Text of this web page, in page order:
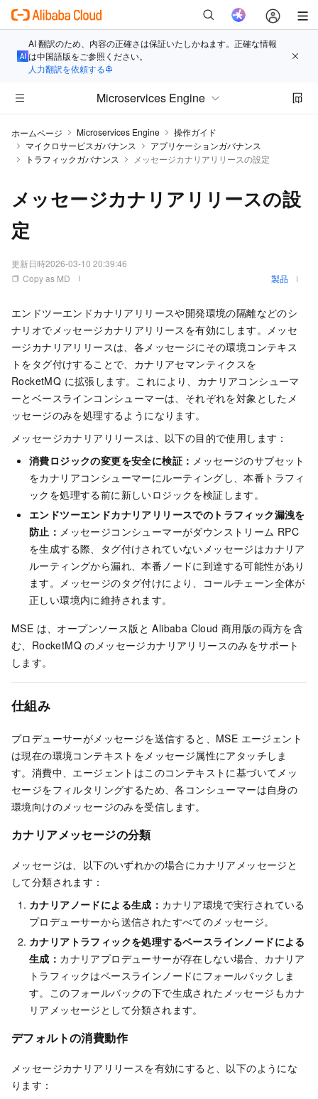
AI 翻訳のため、内容の正確さは保証いたしかねます。正確な情報
は中国語版をご参照ください。
人力翻訳を依頼する
Microservices Engine
ホームページ Microservices Engine
操作ガイド
マイクロサービスガバナンス
アプリケーションガバナンス
トラフィックガバナンス
メッセージカナリアリリースの設定
メッセージカナリアリリースの設
定
更新日時2026-03-10 20:39:46
Copy as MD
製品
エンドツーエンドカナリアリリースや開発環境の隔離などのシ
ナリオでメッセージカナリアリリースを有効にします。メッセ
ージカナリアリリースは、各メッセージにその環境コンテキス
トをタグ付けすることで、カナリアセマンティクスを
RocketMQ に拡張します。これにより、カナリアコンシューマ
ーとベースラインコンシューマーは、それぞれを対象としたメ
ッセージのみを処理するようになります。
メッセージカナリアリリースは、以下の目的で使用します：
消費ロジックの変更を安全に検証： メッセージのサブセット
をカナリアコンシューマーにルーティングし、本番トラフィ
ックを処理する前に新しいロジックを検証します。
エンドツーエンドカナリアリリースでのトラフィック漏洩を
防止： メッセージコンシューマーがダウンストリーム RPC
を生成する際、タグ付けされていないメッセージはカナリア
ルーティングから漏れ、本番ノードに到達する可能性があり
ます。メッセージのタグ付けにより、コールチェーン全体が
正しい環境内に維持されます。
MSE は、オープンソース版と Alibaba Cloud 商用版の両方を含
む、RocketMQ のメッセージカナリアリリースのみをサポート
します。
仕組み
プロデューサーがメッセージを送信すると、MSE エージェント
は現在の環境コンテキストをメッセージ属性にアタッチしま
す。消費中、エージェントはこのコンテキストに基づいてメッ
セージをフィルタリングするため、各コンシューマーは自身の
環境向けのメッセージのみを受信します。
カナリアメッセージの分類
メッセージは、以下のいずれかの場合にカナリアメッセージと
して分類されます：
カナリアノードによる生成： カナリア環境で実行されている
プロデューサーから送信されたすべてのメッセージ。
カナリアトラフィックを処理するベースラインノードによる
生成： カナリアプロデューサーが存在しない場合、カナリア
トラフィックはベースラインノードにフォールバックしま
す。このフォールバックの下で生成されたメッセージもカナ
リアメッセージとして分類されます。
デフォルトの消費動作
メッセージカナリアリリースを有効にすると、以下のようにな
ります：